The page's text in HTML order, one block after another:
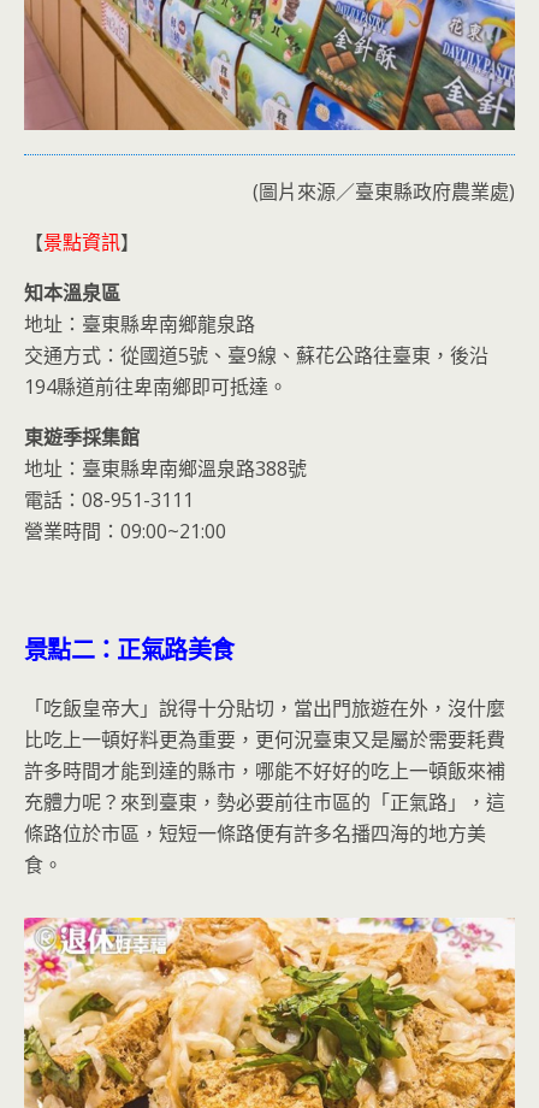
(圖片來源／臺東縣政府農業處)
【景點資訊】
知本溫泉區
地址：臺東縣卑南鄉龍泉路
交通方式：從國道5號、臺9線、蘇花公路往臺東，後沿
194縣道前往卑南鄉即可抵達。
東遊季採集館
地址：臺東縣卑南鄉溫泉路388號
電話：08-951-3111
營業時間：09:00~21:00
景點二：正氣路美食
「吃飯皇帝大」說得十分貼切，當出門旅遊在外，沒什麼
比吃上一頓好料更為重要，更何況臺東又是屬於需要耗費
許多時間才能到達的縣市，哪能不好好的吃上一頓飯來補
充體力呢？來到臺東，勢必要前往市區的「正氣路」，這
條路位於市區，短短一條路便有許多名播四海的地方美
食。